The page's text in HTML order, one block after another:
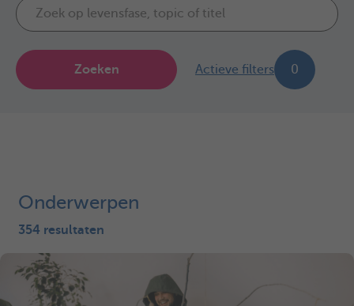
Zoeken Actieve filters 0
Onderwerpen
354 resultaten